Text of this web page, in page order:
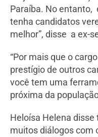
Paraíba. No entanto,
tenha candidatos
melhor”, disse a ex-
“Por mais que o
prestígio de outros
você tem uma
próxima da
Heloísa Helena
muitos diálogos com